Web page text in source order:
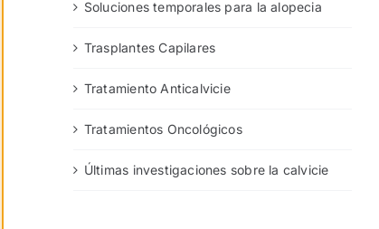
Soluciones temporales para la alopecia
Trasplantes Capilares
Tratamiento Anticalvicie
Tratamientos Oncológicos
Últimas investigaciones sobre la calvicie